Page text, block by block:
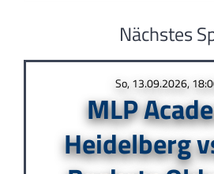
Nächstes
So, 13.09.2026,
MLP
Heidelberg